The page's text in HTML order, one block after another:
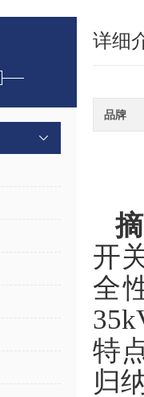
详细
品牌
开
全
特
归